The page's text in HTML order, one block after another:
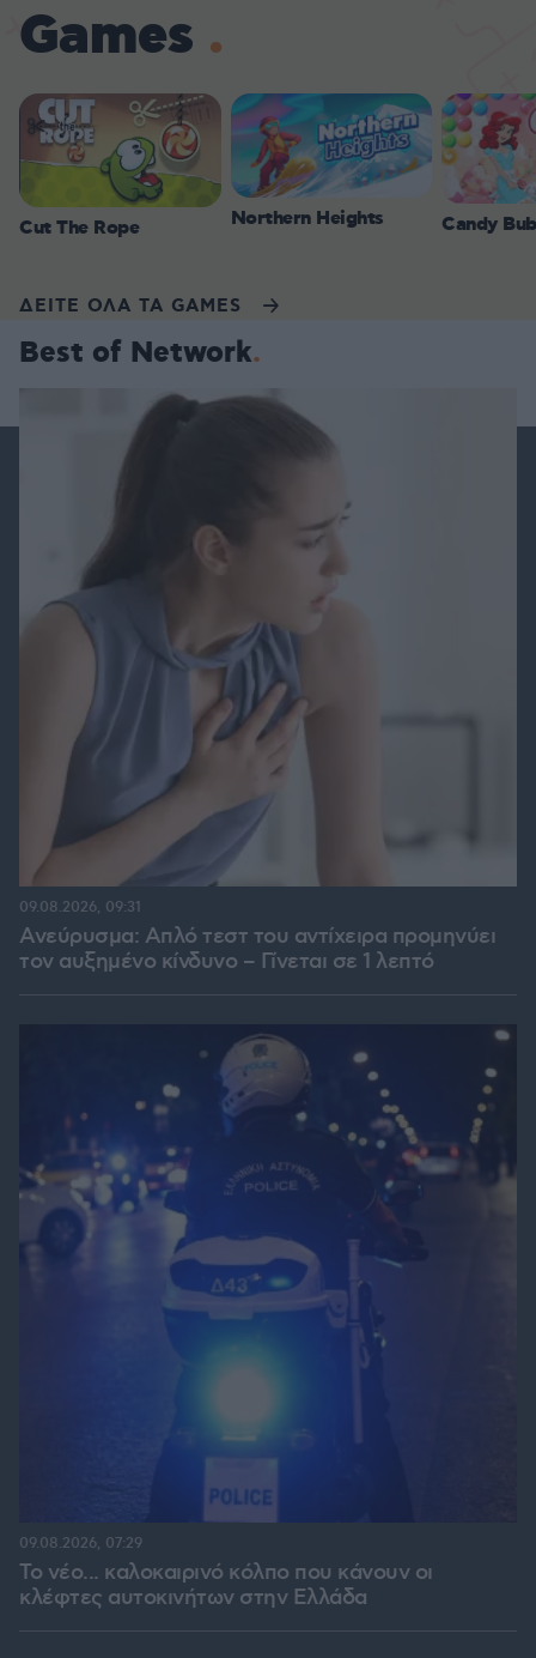
Games
Cut The Rope Northern Heights Candy
ΔΕΙΤΕ ΟΛΑ ΤΑ GAMES
Best of Network
Ανεύρυσμα: Απλό τεστ του αντίχειρα προμηνύει
τον αυξημένο κίνδυνο – Γίνεται σε 1 λεπτό
09.08.2026, 09:31
Το νέο... καλοκαιρινό κόλπο που κάνουν οι
κλέφτες αυτοκινήτων στην Ελλάδα
09.08.2026, 07:29